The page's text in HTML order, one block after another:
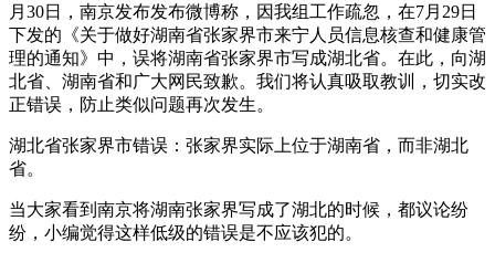
月30日，南京发布发布微博称，因我组工作疏忽，在7月29日
下发的《关于做好湖南省张家界市来宁人员信息核查和健康管
理的通知》中，误将湖南省张家界市写成湖北省。在此，向湖
北省、湖南省和广大网民致歉。我们将认真吸取教训，切实改
正错误，防止类似问题再次发生。
湖北省张家界市错误：张家界实际上位于湖南省，而非湖北
省。
当大家看到南京将湖南张家界写成了湖北的时候，都议论纷
纷，小编觉得这样低级的错误是不应该犯的。